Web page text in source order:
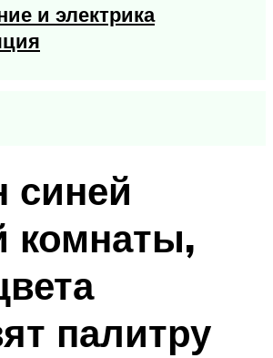
и электрика
синей
комнаты,
палитру